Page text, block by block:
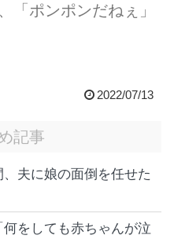
「ポンポンだねぇ」
2022/07/13
記事
夫に娘の面倒を任せた
をしても赤ちゃんが泣